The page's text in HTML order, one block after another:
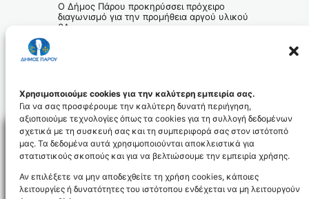
Χρησιμοποιούμε cookies για την καλύτερη εμπειρία σας.
Για να σας προσφέρουμε την καλύτερη δυνατή περιήγηση,
αξιοποιούμε τεχνολογίες όπως τα cookies για τη συλλογή δεδομένων
σχετικά με τη συσκευή σας και τη συμπεριφορά σας στον ιστότοπό
μας. Τα δεδομένα αυτά χρησιμοποιούνται αποκλειστικά για
στατιστικούς σκοπούς και για να βελτιώσουμε την εμπειρία χρήσης.
Αν επιλέξετε να μην αποδεχθείτε τη χρήση cookies, κάποιες
λειτουργίες ή δυνατότητες του ιστότοπου ενδέχεται να μη λειτουργούν
Ο Δήμος Πάρου προκηρύσσει πρόχειρο
διαγωνισμό για την προμήθεια αργού υλικού
3Α
diakirixi_3A_id3305